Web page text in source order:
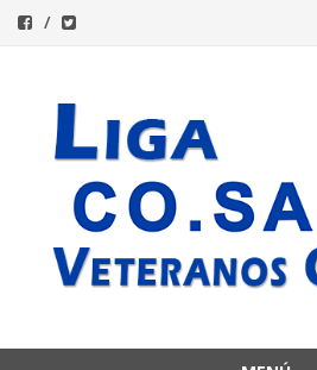
contenido